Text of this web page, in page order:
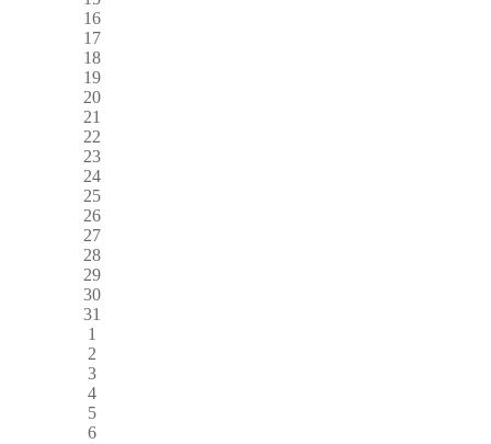
16
17
18
19
20
21
22
23
24
25
26
27
28
29
30
31
1
2
3
4
5
6